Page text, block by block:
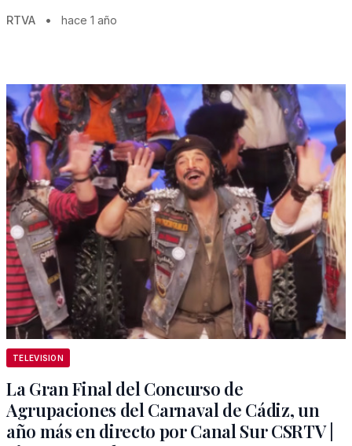
RTVA • hace 1 año
TELEVISION
La Gran Final del Concurso de
Agrupaciones del Carnaval de Cádiz, un
año más en directo por Canal Sur CSRTV |